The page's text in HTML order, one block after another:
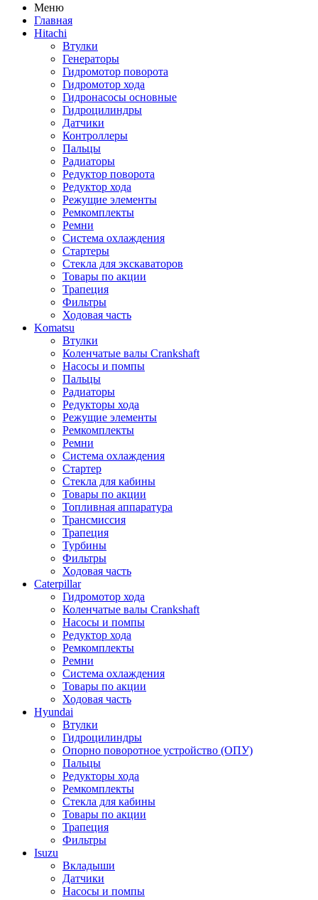
Меню
Главная
Hitachi
Втулки
Генераторы
Гидромотор поворота
Гидромотор хода
Гидронасосы основные
Гидроцилиндры
Датчики
Контроллеры
Пальцы
Радиаторы
Редуктор поворота
Редуктор хода
Режущие элементы
Ремкомплекты
Ремни
Система охлаждения
Стартеры
Стекла для экскаваторов
Товары по акции
Трапеция
Фильтры
Ходовая часть
Komatsu
Втулки
Коленчатые валы Crankshaft
Насосы и помпы
Пальцы
Радиаторы
Редукторы хода
Режущие элементы
Ремкомплекты
Ремни
Система охлаждения
Стартер
Стекла для кабины
Товары по акции
Топливная аппаратура
Трансмиссия
Трапеция
Турбины
Фильтры
Ходовая часть
Caterpillar
Гидромотор хода
Коленчатые валы Crankshaft
Насосы и помпы
Редуктор хода
Ремкомплекты
Ремни
Система охлаждения
Товары по акции
Ходовая часть
Hyundai
Втулки
Гидроцилиндры
Опорно поворотное устройство (ОПУ)
Пальцы
Редукторы хода
Ремкомплекты
Стекла для кабины
Товары по акции
Трапеция
Фильтры
Isuzu
Вкладыши
Датчики
Насосы и помпы